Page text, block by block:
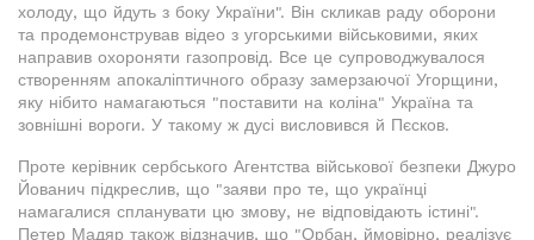
холоду, що йдуть з боку України". Він скликав раду оборони
та продемонстрував відео з угорськими військовими, яких
направив охороняти газопровід. Все це супроводжувалося
створенням апокаліптичного образу замерзаючої Угорщини,
яку нібито намагаються "поставити на коліна" Україна та
зовнішні вороги. У такому ж дусі висловився й Пєсков.
Проте керівник сербського Агентства військової безпеки Джуро
Йованич підкреслив, що "заяви про те, що українці
намагалися спланувати цю змову, не відповідають істині".
Петер Мадяр також відзначив, що "Орбан, ймовірно, реалізує